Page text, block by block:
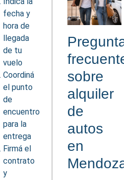
fecha y
hora de
llegada
de tu
vuelo
Coordiná
el punto
de
encuentro
para la
entrega
Firmá el
contrato
y
sobre
alquiler
de
autos
en